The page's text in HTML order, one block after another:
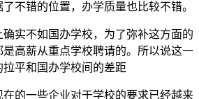
不错的位置，办学质量也比较不错。
确实不如国办学校，为了弥补这方面的
高薪从重点学校聘请的。所以说这一
平和国办学校间的差距
的一些企业对于学校的要求已经越来